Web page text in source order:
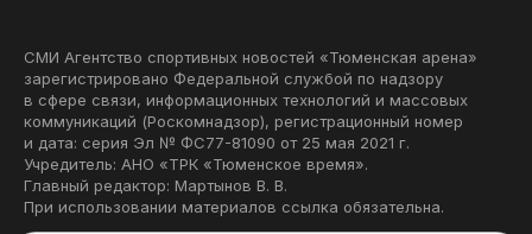
СМИ Агентство спортивных новостей «Тюменская арена»
зарегистрировано Федеральной службой по надзору
в сфере связи, информационных технологий и массовых
коммуникаций (Роскомнадзор), регистрационный номер
и дата: серия Эл № ФС77-81090 от 25 мая 2021 г.
Учредитель: АНО «ТРК «Тюменское время».
Главный редактор: Мартынов В. В.
При использовании материалов ссылка обязательна.